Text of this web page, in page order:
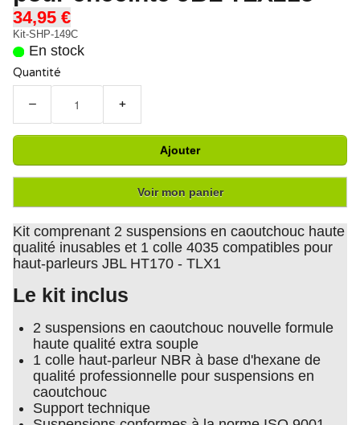
34,95 €
Kit-SHP-149C
En stock
Quantité
− +
Ajouter
Voir mon panier
Kit comprenant 2 suspensions en caoutchouc haute
qualité inusables et 1 colle 4035 compatibles pour
haut-parleurs JBL HT170 - TLX1
Le kit inclus
2 suspensions en caoutchouc nouvelle formule
haute qualité extra souple
1 colle haut-parleur NBR à base d'hexane de
qualité professionnelle pour suspensions en
caoutchouc
Support technique